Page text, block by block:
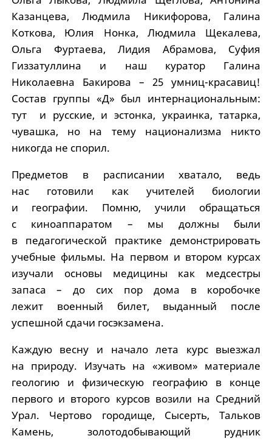
Казанцева, Людмила Никифорова, Галина
Коткова, Юлия Нонка, Людмила Щекалева,
Ольга Фуртаева, Лидия Абрамова, Суфия
Гиззатуллина и наш куратор Галина
Николаевна Бакирова – 25 умниц-красавиц!
Состав группы «Д» был интернациональным:
тут и русские, и эстонка, украинка, татарка,
чувашка, но на тему национализма никто
никогда не спорил.
Предметов в расписании хватало, ведь
нас готовили как учителей биологии
и географии. Помню, учили обращаться
с киноаппаратом – мы должны были
в педагогической практике демонстрировать
учебные фильмы. На первом и втором курсах
изучали основы медицины как медсестры
запаса – до сих пор дома в коробочке
лежит военный билет, выданный после
успешной сдачи госэкзамена.
Каждую весну и начало лета курс выезжал
на природу. Изучать на «живом» материале
геологию и физическую географию в конце
первого и второго курсов возили на Средний
Урал. Чертово городище, Сысерть, Тальков
Камень, золотодобывающий рудник